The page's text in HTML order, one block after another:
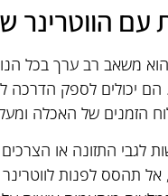
עם הווטרינר
משאב רב ערך בכל
יכולים לספק הדרכה
הזמנים של האכלה
לגבי התזונה או הצרכים
תהסס לפנות לווטרינר